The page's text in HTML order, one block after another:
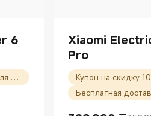
6
Купон на скидку 10% (Только для новых пользователей)
Xiaomi
Pro
Бесплатная